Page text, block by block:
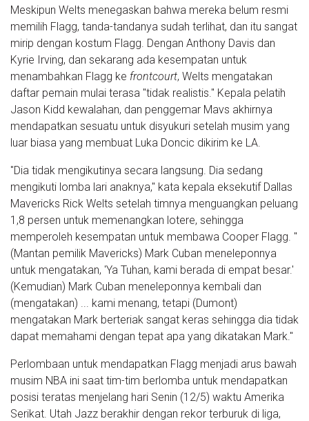
Meskipun Welts menegaskan bahwa mereka belum resmi
memilih Flagg, tanda-tandanya sudah terlihat, dan itu sangat
mirip dengan kostum Flagg. Dengan Anthony Davis dan
Kyrie Irving, dan sekarang ada kesempatan untuk
menambahkan Flagg ke frontcourt, Welts mengatakan
daftar pemain mulai terasa "tidak realistis." Kepala pelatih
Jason Kidd kewalahan, dan penggemar Mavs akhirnya
mendapatkan sesuatu untuk disyukuri setelah musim yang
luar biasa yang membuat Luka Doncic dikirim ke LA.
"Dia tidak mengikutinya secara langsung. Dia sedang
mengikuti lomba lari anaknya," kata kepala eksekutif Dallas
Mavericks Rick Welts setelah timnya menguangkan peluang
1,8 persen untuk memenangkan lotere, sehingga
memperoleh kesempatan untuk membawa Cooper Flagg. "
(Mantan pemilik Mavericks) Mark Cuban meneleponnya
untuk mengatakan, 'Ya Tuhan, kami berada di empat besar.'
(Kemudian) Mark Cuban meneleponnya kembali dan
(mengatakan) ... kami menang, tetapi (Dumont)
mengatakan Mark berteriak sangat keras sehingga dia tidak
dapat memahami dengan tepat apa yang dikatakan Mark."
Perlombaan untuk mendapatkan Flagg menjadi arus bawah
musim NBA ini saat tim-tim berlomba untuk mendapatkan
posisi teratas menjelang hari Senin (12/5) waktu Amerika
Serikat. Utah Jazz berakhir dengan rekor terburuk di liga,